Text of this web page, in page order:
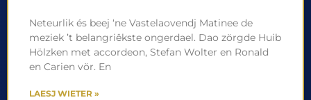
Neteurlik és beej ‘ne Vastelaovendj Matinee de
meziek ’t belangriêkste ongerdael. Dao zörgde Huib
Hölzken met accordeon, Stefan Wolter en Ronald
en Carien vör. En
LAESJ WIETER »